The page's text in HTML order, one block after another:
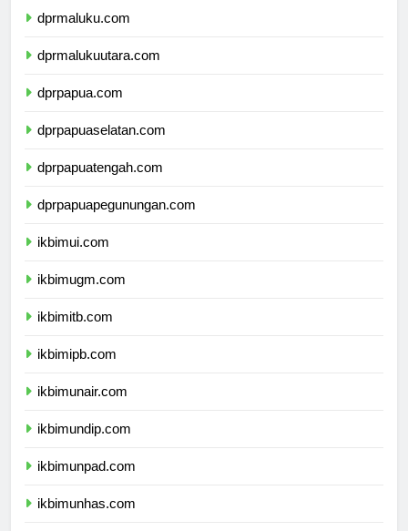
dprmaluku.com
dprmalukuutara.com
dprpapua.com
dprpapuaselatan.com
dprpapuatengah.com
dprpapuapegunungan.com
ikbimui.com
ikbimugm.com
ikbimitb.com
ikbimipb.com
ikbimunair.com
ikbimundip.com
ikbimunpad.com
ikbimunhas.com